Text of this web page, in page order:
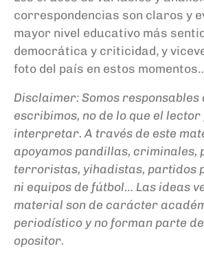
correspondencias son claros y
mayor nivel educativo más
democrática y criticidad, y
foto del país en estos
Disclaimer: Somos responsables
escribimos, no de lo que el lector
interpretar. A través de este
apoyamos pandillas, criminales,
terroristas, yihadistas, partidos
ni equipos de fútbol… Las ideas
material son de carácter
periodístico y no forman parte
opositor.